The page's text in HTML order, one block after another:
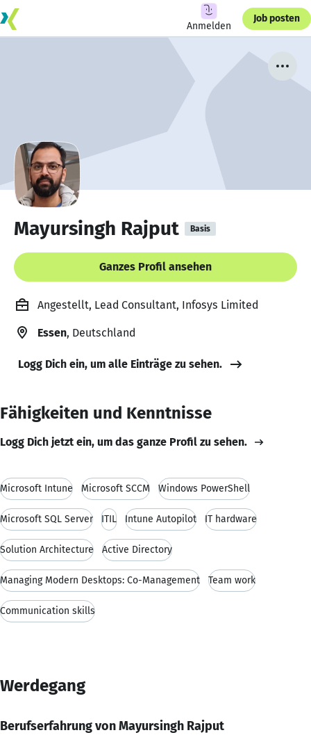
Anmelden
Job posten
Mayursingh Rajput Basis
Ganzes Profil ansehen
Angestellt, Lead Consultant, Infosys Limited
Essen, Deutschland
Logg Dich ein, um alle Einträge zu sehen.
Fähigkeiten und Kenntnisse
Logg Dich jetzt ein, um das ganze Profil zu sehen.
Microsoft Intune Microsoft SCCM Windows PowerShell
Microsoft SQL Server ITIL Intune Autopilot IT hardware
Solution Architecture Active Directory
Managing Modern Desktops: Co-Management Team work
Communication skills
Werdegang
Berufserfahrung von Mayursingh Rajput